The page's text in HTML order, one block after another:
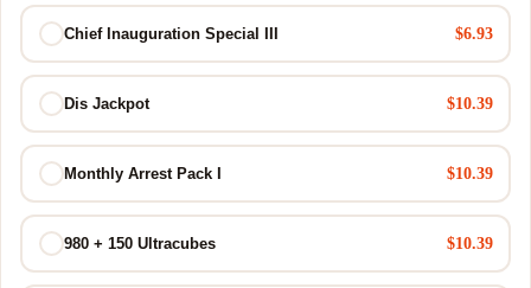
Chief Inauguration Special III $6.93
Dis Jackpot $10.39
Monthly Arrest Pack I $10.39
980 + 150 Ultracubes $10.39